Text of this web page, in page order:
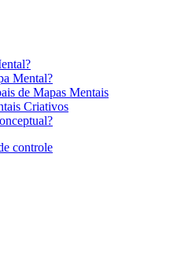
Mental?
de Mapas Mentais
Criativos
controle